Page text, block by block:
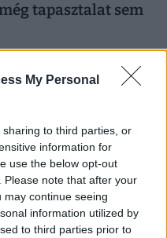
My Personal
to third parties, or
information for
use the below opt-out
note that after your
continue seeing
information utilized by
to third parties prior to
tapasztalat sem
legolvasottabb
meg leginkább az